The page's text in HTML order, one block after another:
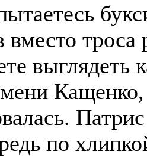
вместо
выглядеть
по